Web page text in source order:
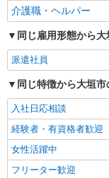
派遣社員
株式会社kotrio /●NG-H-
綺
垣
介護職・ヘルパー
同じ雇用形態から
派遣社員
同じ特徴から大垣
入社日応相談
経験者・有資格者歓迎
女性活躍中
フリーター歓迎